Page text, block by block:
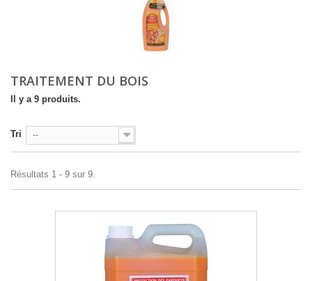
TRAITEMENT DU BOIS
Il y a 9 produits.
Tri --
Résultats 1 - 9 sur 9.